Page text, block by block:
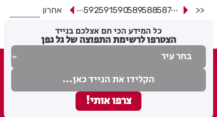
<<
...
587
588
589
590
591
592
... אחרון
כל המידע הכי חם אצלכם בנייד
הצטרפו לרשימת התפוצה של גל גפן